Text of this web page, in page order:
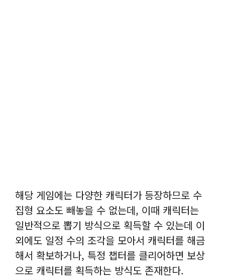
해당 게임에는 다양한 캐릭터가 등장하므로 수
집형 요소도 빼놓을 수 없는데, 이때 캐릭터는
일반적으로 뽑기 방식으로 획득할 수 있는데 이
외에도 일정 수의 조각을 모아서 캐릭터를 해금
해서 확보하거나, 특정 챕터를 클리어하면 보상
으로 캐릭터를 획득하는 방식도 존재한다.